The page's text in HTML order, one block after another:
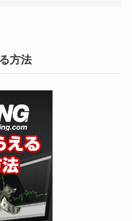
方法